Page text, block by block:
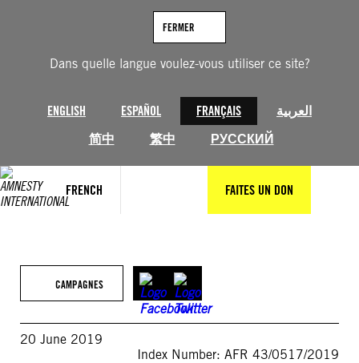
Dans quelle langue voulez-vous utiliser ce site?
ENGLISH ESPAÑOL FRANÇAIS
العربية
简中
繁中 РУССКИЙ
FERMER
FRENCH FAITES UN DON
CAMPAGNES
20 June 2019
Index Number: AFR 43/0517/2019